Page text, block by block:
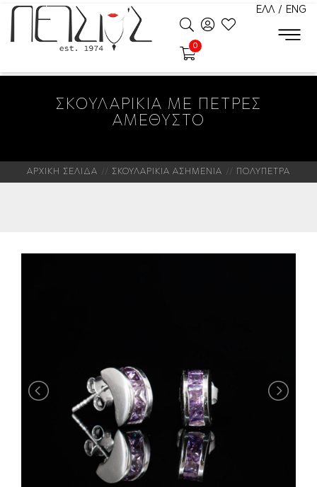
ΕΛΛ / ENG
0
ΣΚΟΥΛΑΡΙΚΙΑ ΜΕ ΠΕΤΡΕΣ
ΑΜΕΘΥΣΤΟ
ΑΡΧΙΚΗ ΣΕΛΙΔΑ ΣΚΟΥΛΑΡΙΚΙΑ ΑΣΗΜΕΝΙΑ ΠΟΛΥΠΕΤΡΑ